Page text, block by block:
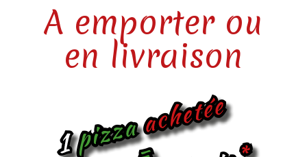
A emporter ou
en livraison